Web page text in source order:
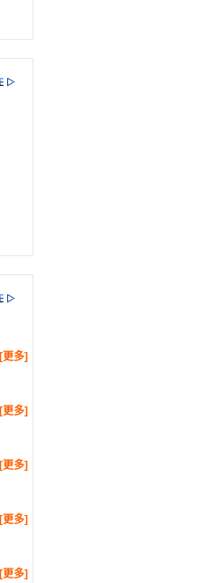
[更多]
[更多]
[更多]
[更多]
[更多]